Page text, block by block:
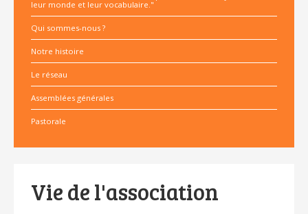
leur monde et leur vocabulaire."
Qui sommes-nous ?
Notre histoire
Le réseau
Assemblées générales
Pastorale
Vie de l'association